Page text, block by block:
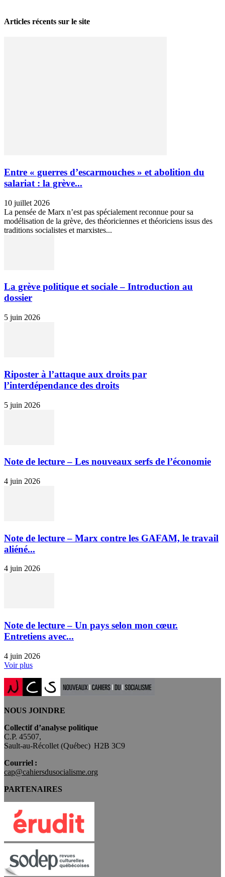
Articles récents sur le site
Entre « guerres d’escarmouches » et abolition du
salariat : la grève...
10 juillet 2026
La pensée de Marx n’est pas spécialement reconnue pour sa
modélisation de la grève, des théoriciennes et théoriciens issus des
traditions socialistes et marxistes...
La grève politique et sociale – Introduction au
dossier
5 juin 2026
Riposter à l’attaque aux droits par
l’interdépendance des droits
5 juin 2026
Note de lecture – Les nouveaux serfs de l’économie
4 juin 2026
Note de lecture – Marx contre les GAFAM, le travail
aliéné...
4 juin 2026
Note de lecture – Un pays selon mon cœur.
Entretiens avec...
4 juin 2026
Voir plus
NOUS JOINDRE
Collectif d’analyse politique
C.P. 45507,
Sault-au-Récollet (Québec) H2B 3C9
Courriel :
cap@cahiersdusocialisme.org
PARTENAIRES